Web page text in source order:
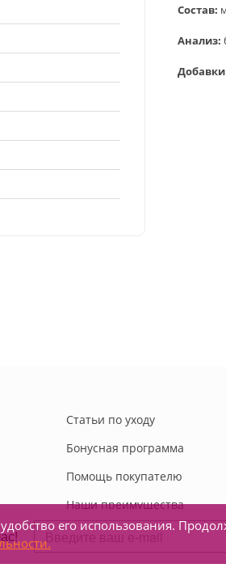
Состав:
Анализ:
Добавки
Статьи по уходу
Бонусная программа
Помощь покупателю
Наши преимущества
Новости
Задать вопрос
его использования.